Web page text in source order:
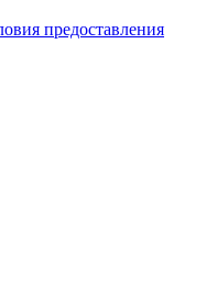
предоставления